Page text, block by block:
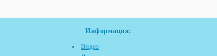
Информация:
Видео